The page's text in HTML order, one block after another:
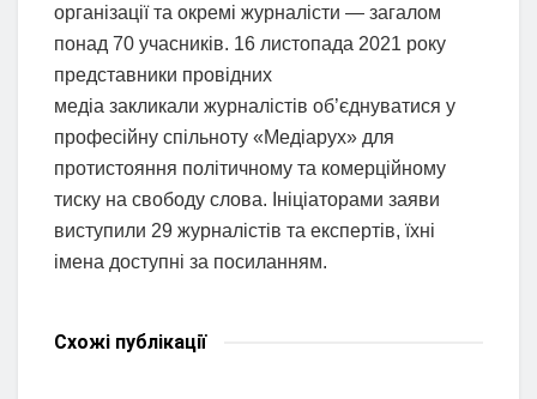
організації та окремі журналісти ― загалом
понад 70 учасників. 16 листопада 2021 року
представники провідних
медіа закликали журналістів об’єднуватися у
професійну спільноту «Медіарух» для
протистояння політичному та комерційному
тиску на свободу слова. Ініціаторами заяви
виступили 29 журналістів та експертів, їхні
імена доступні за посиланням.
Схожі публікації